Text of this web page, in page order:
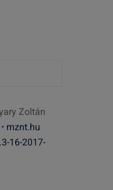
Zoltán
mznt.hu
16-2017-